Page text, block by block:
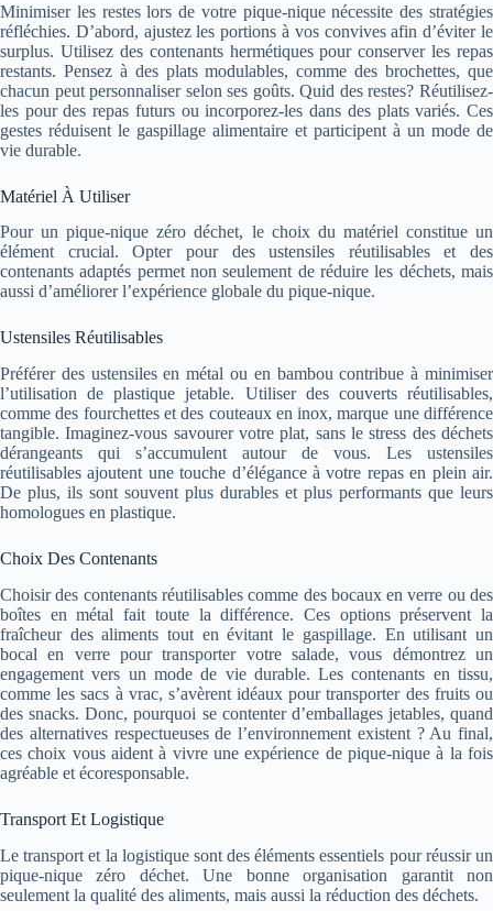
Minimiser les restes lors de votre pique-nique nécessite des stratégies
réfléchies. D’abord, ajustez les portions à vos convives afin d’éviter le
surplus. Utilisez des contenants hermétiques pour conserver les repas
restants. Pensez à des plats modulables, comme des brochettes, que
chacun peut personnaliser selon ses goûts. Quid des restes? Réutilisez-
les pour des repas futurs ou incorporez-les dans des plats variés. Ces
gestes réduisent le gaspillage alimentaire et participent à un mode de
vie durable.
Matériel À Utiliser
Pour un pique-nique zéro déchet, le choix du matériel constitue un
élément crucial. Opter pour des ustensiles réutilisables et des
contenants adaptés permet non seulement de réduire les déchets, mais
aussi d’améliorer l’expérience globale du pique-nique.
Ustensiles Réutilisables
Préférer des ustensiles en métal ou en bambou contribue à minimiser
l’utilisation de plastique jetable. Utiliser des couverts réutilisables,
comme des fourchettes et des couteaux en inox, marque une différence
tangible. Imaginez-vous savourer votre plat, sans le stress des déchets
dérangeants qui s’accumulent autour de vous. Les ustensiles
réutilisables ajoutent une touche d’élégance à votre repas en plein air.
De plus, ils sont souvent plus durables et plus performants que leurs
homologues en plastique.
Choix Des Contenants
Choisir des contenants réutilisables comme des bocaux en verre ou des
boîtes en métal fait toute la différence. Ces options préservent la
fraîcheur des aliments tout en évitant le gaspillage. En utilisant un
bocal en verre pour transporter votre salade, vous démontrez un
engagement vers un mode de vie durable. Les contenants en tissu,
comme les sacs à vrac, s’avèrent idéaux pour transporter des fruits ou
des snacks. Donc, pourquoi se contenter d’emballages jetables, quand
des alternatives respectueuses de l’environnement existent ? Au final,
ces choix vous aident à vivre une expérience de pique-nique à la fois
agréable et écoresponsable.
Transport Et Logistique
Le transport et la logistique sont des éléments essentiels pour réussir un
pique-nique zéro déchet. Une bonne organisation garantit non
seulement la qualité des aliments, mais aussi la réduction des déchets.